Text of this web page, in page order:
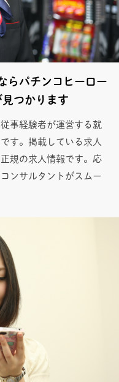
らパチンコヒーロー
つかります
事経験者が運営する就
す。掲載している求人
規の求人情報です。応
ンサルタントがスムー